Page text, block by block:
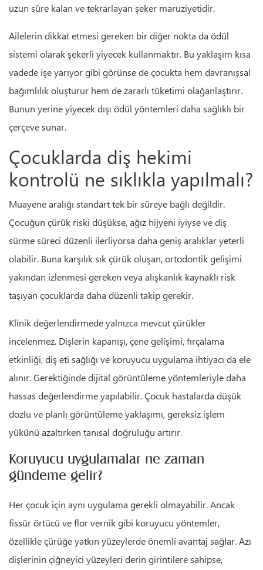
uzun süre kalan ve tekrarlayan şeker maruziyetidir.
Ailelerin dikkat etmesi gereken bir diğer nokta da ödül
sistemi olarak şekerli yiyecek kullanmaktır. Bu yaklaşım kısa
vadede işe yarıyor gibi görünse de çocukta hem davranışsal
bağımlılık oluşturur hem de zararlı tüketimi olağanlaştırır.
Bunun yerine yiyecek dışı ödül yöntemleri daha sağlıklı bir
çerçeve sunar.
Çocuklarda diş hekimi
kontrolü ne sıklıkla yapılmalı?
Muayene aralığı standart tek bir süreye bağlı değildir.
Çocuğun çürük riski düşükse, ağız hijyeni iyiyse ve diş
sürme süreci düzenli ilerliyorsa daha geniş aralıklar yeterli
olabilir. Buna karşılık sık çürük oluşan, ortodontik gelişimi
yakından izlenmesi gereken veya alışkanlık kaynaklı risk
taşıyan çocuklarda daha düzenli takip gerekir.
Klinik değerlendirmede yalnızca mevcut çürükler
incelenmez. Dişlerin kapanışı, çene gelişimi, fırçalama
etkinliği, diş eti sağlığı ve koruyucu uygulama ihtiyacı da ele
alınır. Gerektiğinde dijital görüntüleme yöntemleriyle daha
hassas değerlendirme yapılabilir. Çocuk hastalarda düşük
dozlu ve planlı görüntüleme yaklaşımı, gereksiz işlem
yükünü azaltırken tanısal doğruluğu artırır.
Koruyucu uygulamalar ne zaman
gündeme gelir?
Her çocuk için aynı uygulama gerekli olmayabilir. Ancak
fissür örtücü ve flor vernik gibi koruyucu yöntemler,
özellikle çürüğe yatkın yüzeylerde önemli avantaj sağlar. Azı
dişlerinin çiğneyici yüzeyleri derin girintilere sahipse,